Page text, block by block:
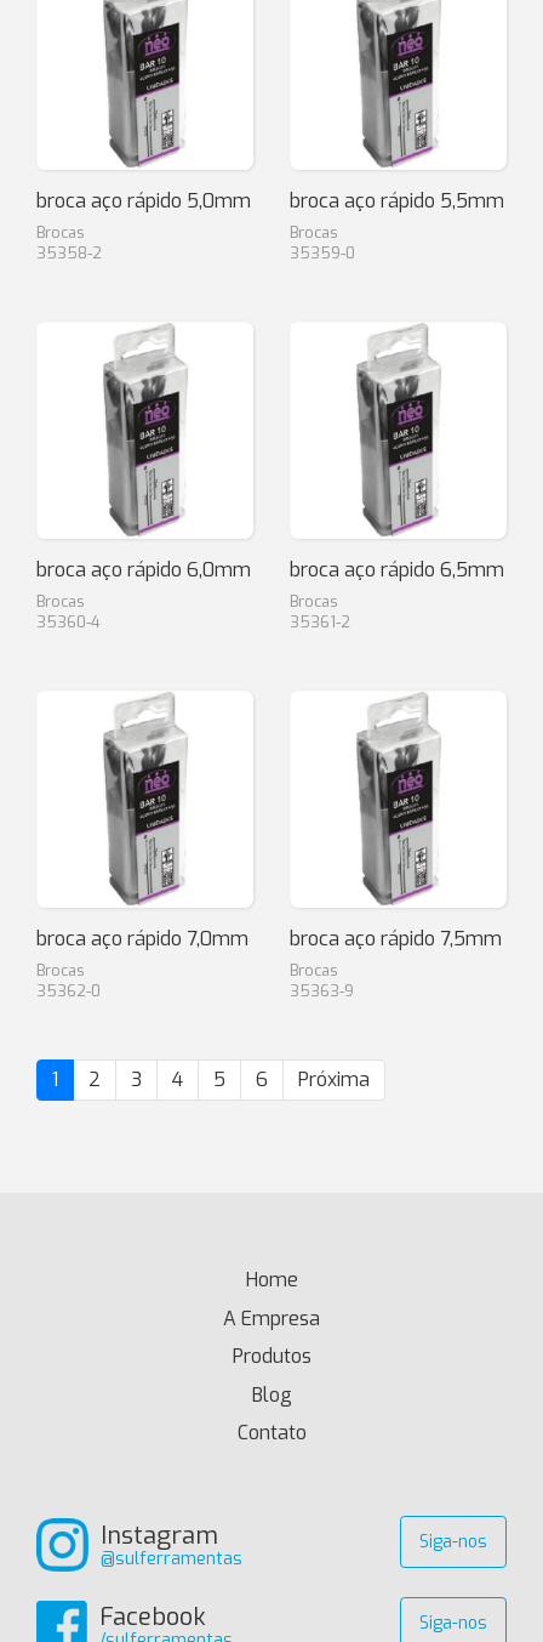
broca aço rápido 5,0mm
Brocas
35358-2
broca aço rápido 5,5mm
Brocas
35359-0
broca aço rápido 6,0mm
Brocas
35360-4
broca aço rápido 6,5mm
Brocas
35361-2
broca aço rápido 7,0mm
Brocas
35362-0
broca aço rápido 7,5mm
Brocas
35363-9
1 2 3 4 5 6 Próxima
Home
A Empresa
Produtos
Blog
Contato
Instagram
@sulferramentas
Siga-nos
Facebook Siga-nos